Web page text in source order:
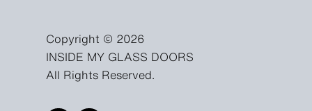
Copyright © 2026
INSIDE MY GLASS DOORS
All Rights Reserved.